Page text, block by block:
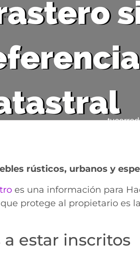
rústicos, urbanos y
es una información para
protege al propietario es
estar inscritos